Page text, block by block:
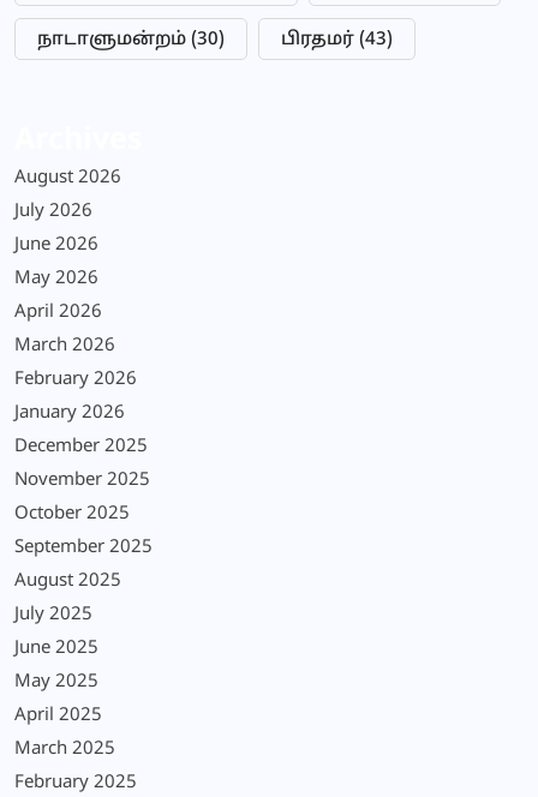
நாடாளுமன்றம் (30) பிரதமர் (43)
August 2026
July 2026
June 2026
May 2026
April 2026
March 2026
February 2026
January 2026
December 2025
November 2025
October 2025
September 2025
August 2025
July 2025
June 2025
May 2025
April 2025
March 2025
February 2025